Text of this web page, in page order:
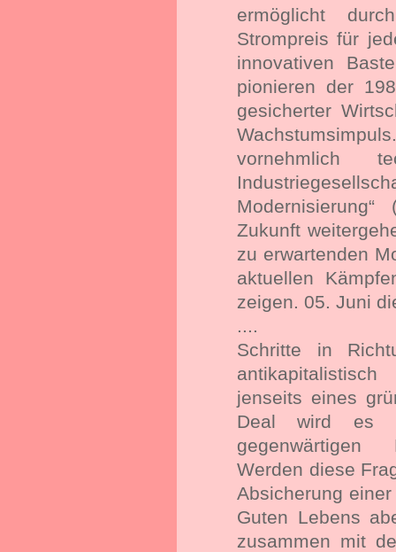
ermöglicht
Strompreis für
innovativen
pionieren der
gesicherter
vornehmlich
Zukunft
zu erwartenden
aktuellen
zeigen. 05. Juni
....
Schritte in
jenseits eines
Deal wird es
gegenwärtigen
Werden diese
Absicherung
Guten Lebens
zusammen mit